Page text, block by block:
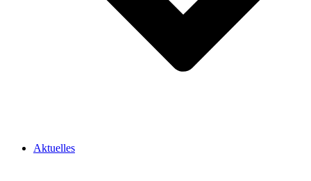
Aktuelles